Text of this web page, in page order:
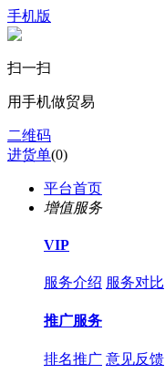
手机版
扫一扫
用手机做贸易
二维码
进货单(0)
平台首页
增值服务
VIP
服务介绍 服务对比
推广服务
排名推广 意见反馈